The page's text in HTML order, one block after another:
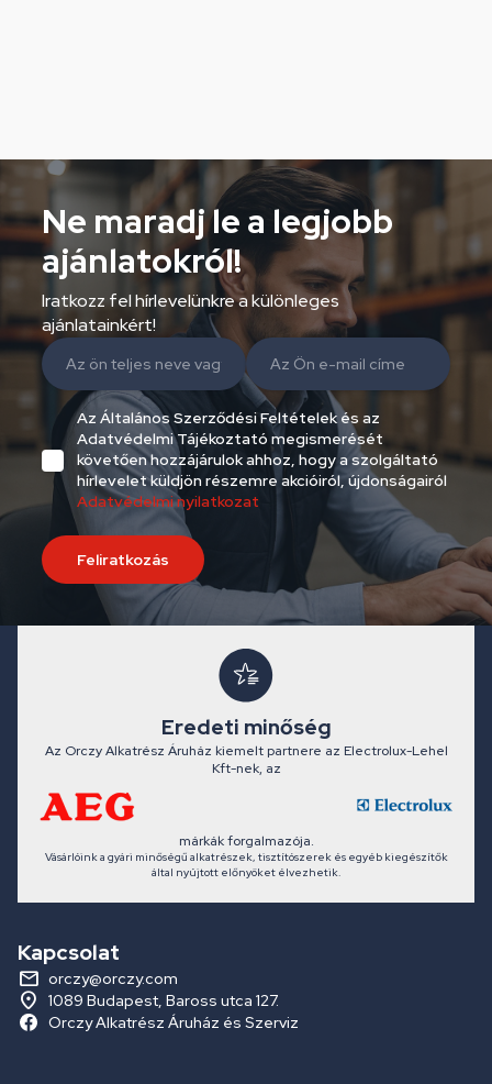
Ne maradj le a legjobb
ajánlatokról!
Iratkozz fel hírlevelünkre a különleges
ajánlatainkért!
Az Általános Szerződési Feltételek és az
Adatvédelmi Tájékoztató megismerését
követően hozzájárulok ahhoz, hogy a szolgáltató
hírlevelet küldjön részemre akcióiról, újdonságairól
Adatvédelmi nyilatkozat
Feliratkozás
Eredeti minőség
Az Orczy Alkatrész Áruház kiemelt partnere az Electrolux-Lehel
Kft-nek, az
márkák forgalmazója.
Vásárlóink a gyári minőségű alkatrészek, tisztítószerek és egyéb kiegészítők
által nyújtott előnyöket élvezhetik.
Kapcsolat
orczy@orczy.com
1089 Budapest, Baross utca 127.
Orczy Alkatrész Áruház és Szerviz